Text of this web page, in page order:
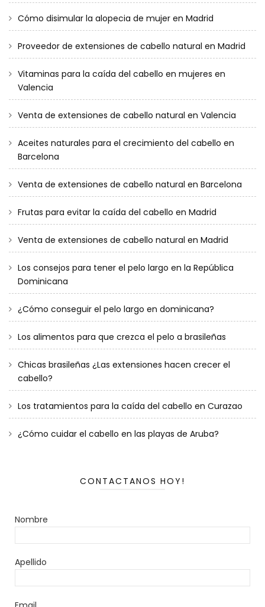
Cómo disimular la alopecia de mujer en Madrid
Proveedor de extensiones de cabello natural en Madrid
Vitaminas para la caída del cabello en mujeres en
Valencia
Venta de extensiones de cabello natural en Valencia
Aceites naturales para el crecimiento del cabello en
Barcelona
Venta de extensiones de cabello natural en Barcelona
Frutas para evitar la caída del cabello en Madrid
Venta de extensiones de cabello natural en Madrid
Los consejos para tener el pelo largo en la República
Dominicana
¿Cómo conseguir el pelo largo en dominicana?
Los alimentos para que crezca el pelo a brasileñas
Chicas brasileñas ¿Las extensiones hacen crecer el
cabello?
Los tratamientos para la caída del cabello en Curazao
¿Cómo cuidar el cabello en las playas de Aruba?
CONTACTANOS HOY!
Nombre
Apellido